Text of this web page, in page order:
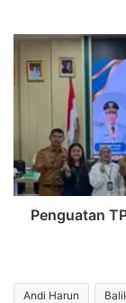
Penguatan
TPK
Jadi
Percepatan
Penurunan
Stunting
di
Samarinda
Penguatan
Andi Harun